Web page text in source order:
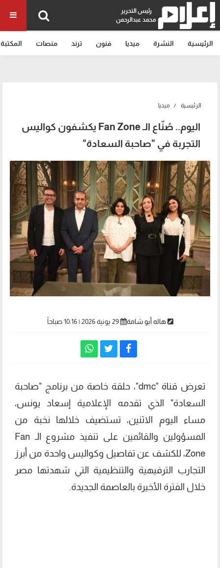
رئيس التحرير
محمد عبدالرحمن
الرئيسية النشرة ميديا فنون ترند منصات المكتبة
الرئيسية ميديا
اليوم.. صُنّاع الـ Fan Zone يكشفون كواليس
التجربة في "صاحبة السعادة"
هاله أبو شامة 29 يونية 2026 | 10:16 صباحاً
تعرض قناة "dmc"، حلقة خاصة من برنامج "صاحبة
السعادة" الذي تقدمه الإعلامية إسعاد يونس،
مساء اليوم الاثنين، تستضيف خلالها نخبة من
المسؤولين والقائمين على تنفيذ مشروع الـ Fan
Zone، للكشف عن تفاصيل وكواليس واحدة من أبرز
التجارب الترفيهية والتنظيمية التي شهدتها مصر
خلال الفترة الأخيرة بالعاصمة الجديدة.